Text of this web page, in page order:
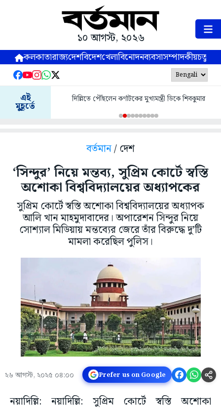
১০ আগস্ট, ২০২৬
কলকাতারাজ্যদেশবিদেশখেলাবিনোদনব্যবসাসম্পাদকীয়
এই
মুহূর্তে
দিল্লিতে পৌঁছলেন কর্ণাটকের মুখ্যমন্ত্রী ডিকে শিবকুমার
বর্তমান/ দেশ
‘সিন্দুর’ নিয়ে মন্তব্য, সুপ্রিম কোর্টে স্বস্তি
অশোকা বিশ্ববিদ্যালয়ের অধ্যাপকের
সুপ্রিম কোর্টে স্বস্তি অশোকা বিশ্ববিদ্যালয়ের অধ্যাপক
আলি খান মাহমুদাবাদের। অপারেশন সিন্দুর নিয়ে
সোশ্যাল মিডিয়ায় মন্তব্যের জেরে তাঁর বিরুদ্ধে দু’টি
মামলা করেছিল পুলিস।
২৬ আগস্ট, ২০২৫ ০৪:০০ Prefer us on Google
নয়াদিল্লি: নয়াদিল্লি: সুপ্রিম কোর্টে স্বস্তি অশোকা